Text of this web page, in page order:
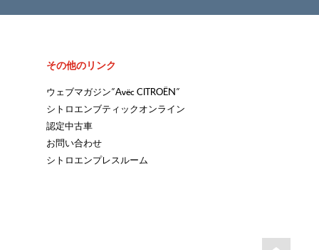
その他のリンク
ウェブマガジン”Avëc CITROËN”
シトロエンブティックオンライン
認定中古車
お問い合わせ
シトロエンプレスルーム